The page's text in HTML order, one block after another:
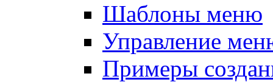
Шаблоны меню
Управление
Примеры